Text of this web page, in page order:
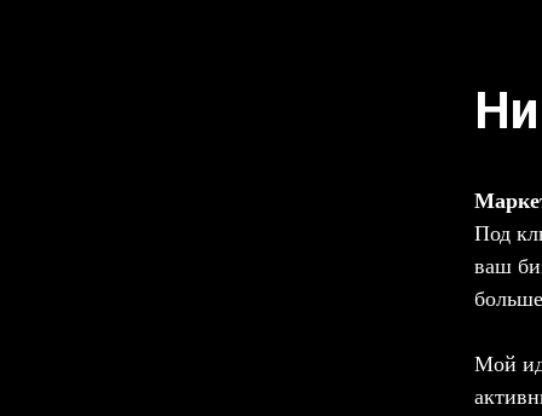
Под
ваш
Мой